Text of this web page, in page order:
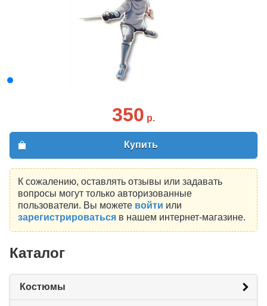
350 р.
Купить
К сожалению, оставлять отзывы или задавать
вопросы могут только авторизованные
пользователи. Вы можете войти или
зарегистрироватьсяв нашем интернет-магазине.
Каталог
Костюмы